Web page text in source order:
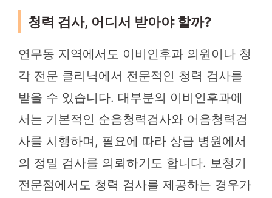
청력 검사, 어디서 받아야 할까?
연무동 지역에서도 이비인후과 의원이나 청
각 전문 클리닉에서 전문적인 청력 검사를
받을 수 있습니다. 대부분의 이비인후과에
서는 기본적인 순음청력검사와 어음청력검
사를 시행하며, 필요에 따라 상급 병원에서
의 정밀 검사를 의뢰하기도 합니다. 보청기
전문점에서도 청력 검사를 제공하는 경우가